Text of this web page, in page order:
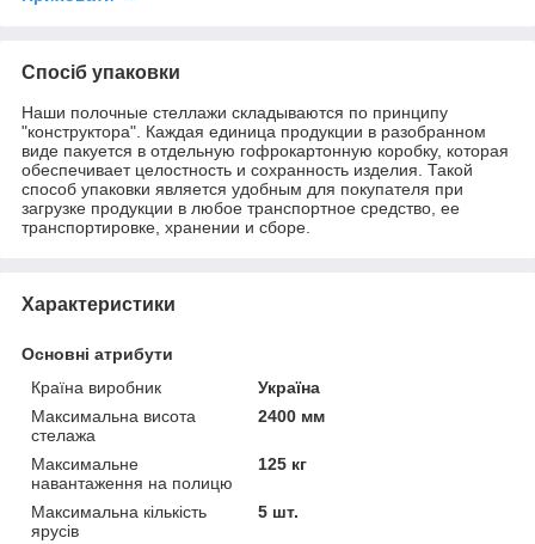
Спосіб упаковки
Наши полочные стеллажи складываются по принципу
"конструктора". Каждая единица продукции в разобранном
виде пакуется в отдельную гофрокартонную коробку, которая
обеспечивает целостность и сохранность изделия. Такой
способ упаковки является удобным для покупателя при
загрузке продукции в любое транспортное средство, ее
транспортировке, хранении и сборе.
Характеристики
Основні атрибути
Країна виробник
Україна
Максимальна висота
стелажа
2400 мм
Максимальне
навантаження на полицю
125 кг
Максимальна кількість
ярусів
5 шт.